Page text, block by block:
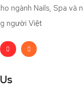
ngành Nails, Spa và
người Việt